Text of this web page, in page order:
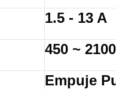
1.5 - 13 A
450 ~
Empuje